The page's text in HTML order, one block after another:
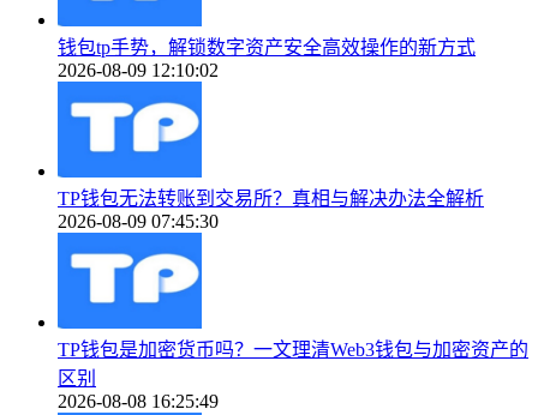
钱包tp手势，解锁数字资产安全高效操作的新方式
2026-08-09 12:10:02
TP钱包无法转账到交易所？真相与解决办法全解析
2026-08-09 07:45:30
TP钱包是加密货币吗？一文理清Web3钱包与加密资产的
区别
2026-08-08 16:25:49